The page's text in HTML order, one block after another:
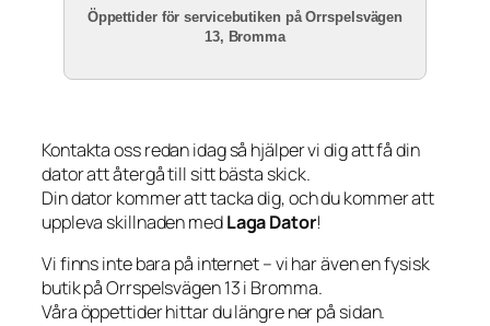
Öppettider för servicebutiken på Orrspelsvägen
13, Bromma
Kontakta oss redan idag så hjälper vi dig att få din
dator att återgå till sitt bästa skick.
Din dator kommer att tacka dig, och du kommer att
uppleva skillnaden medLaga Dator!
Vi finns inte bara på internet – vi har även en fysisk
butik på Orrspelsvägen 13 i Bromma.
Våra öppettider hittar du längre ner på sidan.